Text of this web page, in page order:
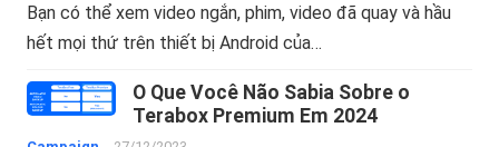
Bạn có thể xem video ngắn, phim, video đã quay và hầu
hết mọi thứ trên thiết bị Android của…
O Que Você Não Sabia Sobre o
Terabox Premium Em 2024